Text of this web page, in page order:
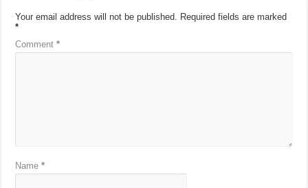
Your email address will not be published. Required fields are marked
*
Comment*
Name*